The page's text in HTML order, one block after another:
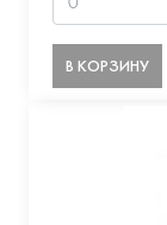
В КОРЗИНУ